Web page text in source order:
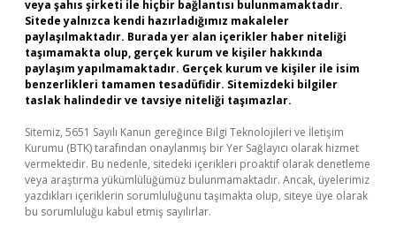
veya şahıs şirketi ile hiçbir bağlantısı bulunmamaktadır.
Sitede yalnızca kendi hazırladığımız makaleler
paylaşılmaktadır. Burada yer alan içerikler haber niteliği
taşımamakta olup, gerçek kurum ve kişiler hakkında
paylaşım yapılmamaktadır. Gerçek kurum ve kişiler ile isim
benzerlikleri tamamen tesadüfidir. Sitemizdeki bilgiler
taslak halindedir ve tavsiye niteliği taşımazlar.
Sitemiz, 5651 Sayılı Kanun gereğince Bilgi Teknolojileri ve İletişim
Kurumu (BTK) tarafından onaylanmış bir Yer Sağlayıcı olarak hizmet
vermektedir. Bu nedenle, sitedeki içerikleri proaktif olarak denetleme
veya araştırma yükümlülüğümüz bulunmamaktadır. Ancak, üyelerimiz
yazdıkları içeriklerin sorumluluğunu taşımakta olup, siteye üye olarak
bu sorumluluğu kabul etmiş sayılırlar.